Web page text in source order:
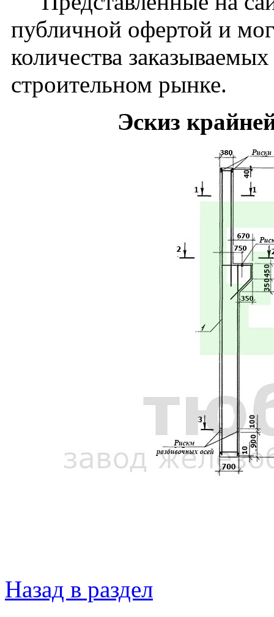
публичной офертой и
количества
строительном рынке.
Эскиз
Назад в раздел